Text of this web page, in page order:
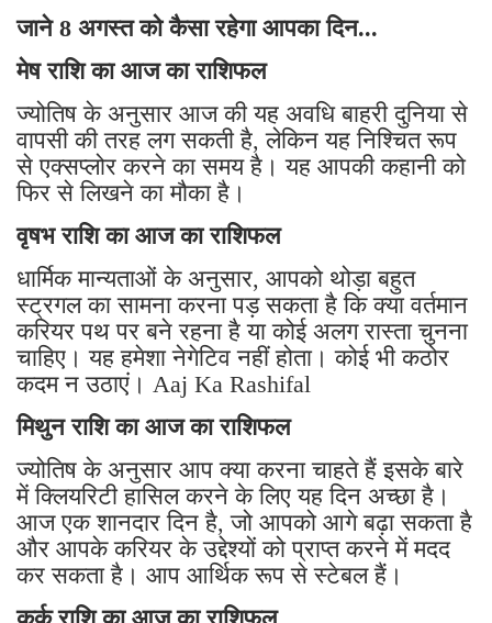
जाने 8 अगस्त को कैसा रहेगा आपका दिन...
मेष राशि का आज का राशिफल
ज्योतिष के अनुसार आज की यह अवधि बाहरी दुनिया से
वापसी की तरह लग सकती है, लेकिन यह निश्चित रूप
से एक्सप्लोर करने का समय है। यह आपकी कहानी को
फिर से लिखने का मौका है।
वृषभ राशि का आज का राशिफल
धार्मिक मान्यताओं के अनुसार, आपको थोड़ा बहुत
स्ट्रगल का सामना करना पड़ सकता है कि क्या वर्तमान
करियर पथ पर बने रहना है या कोई अलग रास्ता चुनना
चाहिए। यह हमेशा नेगेटिव नहीं होता। कोई भी कठोर
कदम न उठाएं। Aaj Ka Rashifal
मिथुन राशि का आज का राशिफल
ज्योतिष के अनुसार आप क्या करना चाहते हैं इसके बारे
में क्लियरिटी हासिल करने के लिए यह दिन अच्छा है।
आज एक शानदार दिन है, जो आपको आगे बढ़ा सकता है
और आपके करियर के उद्देश्यों को प्राप्त करने में मदद
कर सकता है। आप आर्थिक रूप से स्टेबल हैं।